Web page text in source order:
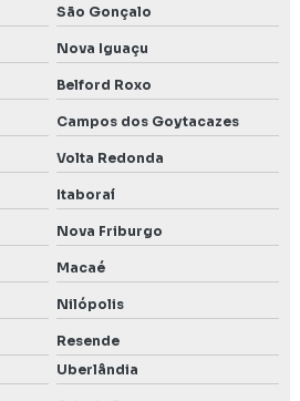
de passivo ambiental
ambiental em postos de
São Gonçalo
Nova Iguaçu
Belford Roxo
Campos dos Goytacazes
Volta Redonda
Itaboraí
Nova Friburgo
Macaé
Nilópolis
Resende
Uberlândia